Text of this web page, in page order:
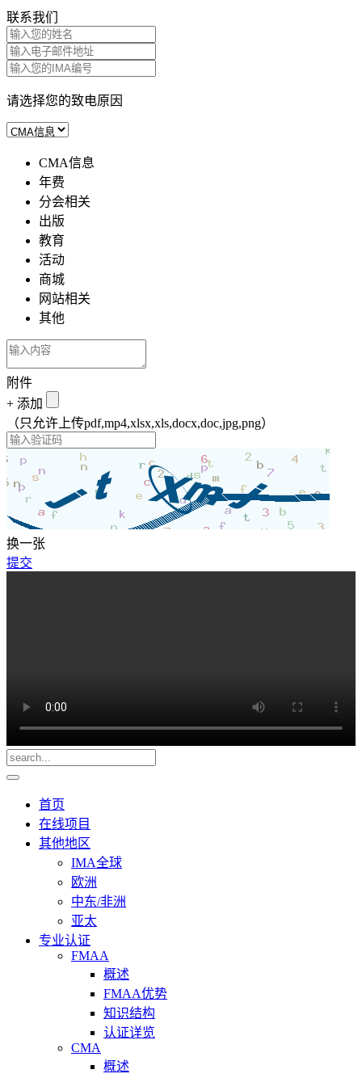
联系我们
请选择您的致电原因
CMA信息
年费
分会相关
出版
教育
活动
商城
网站相关
其他
附件
+ 添加
（只允许上传pdf,mp4,xlsx,xls,docx,doc,jpg,png）
换一张
提交
首页
在线项目
其他地区
IMA全球
欧洲
中东/非洲
亚太
专业认证
FMAA
概述
FMAA优势
知识结构
认证详览
CMA
概述